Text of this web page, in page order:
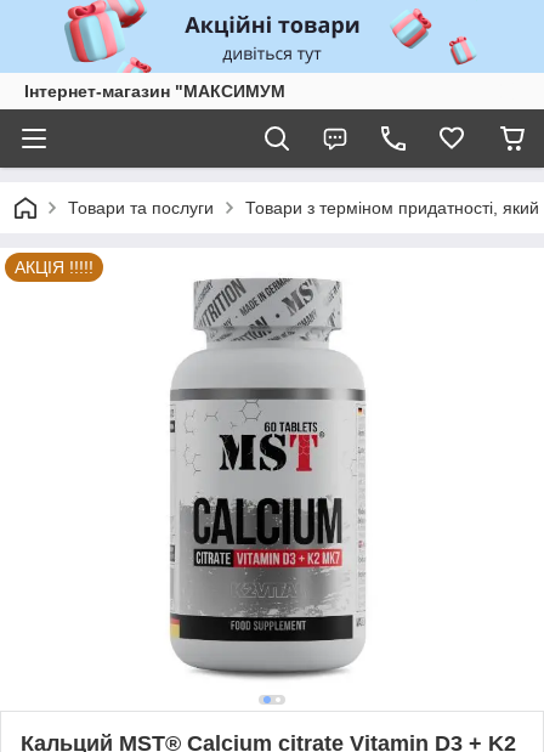
Інтернет-магазин "МАКСИМУМ
Товари та послуги Товари з терміном придатності, який
АКЦІЯ !!!!!
Кальций MST® Calcium citrate Vitamin D3 + K2